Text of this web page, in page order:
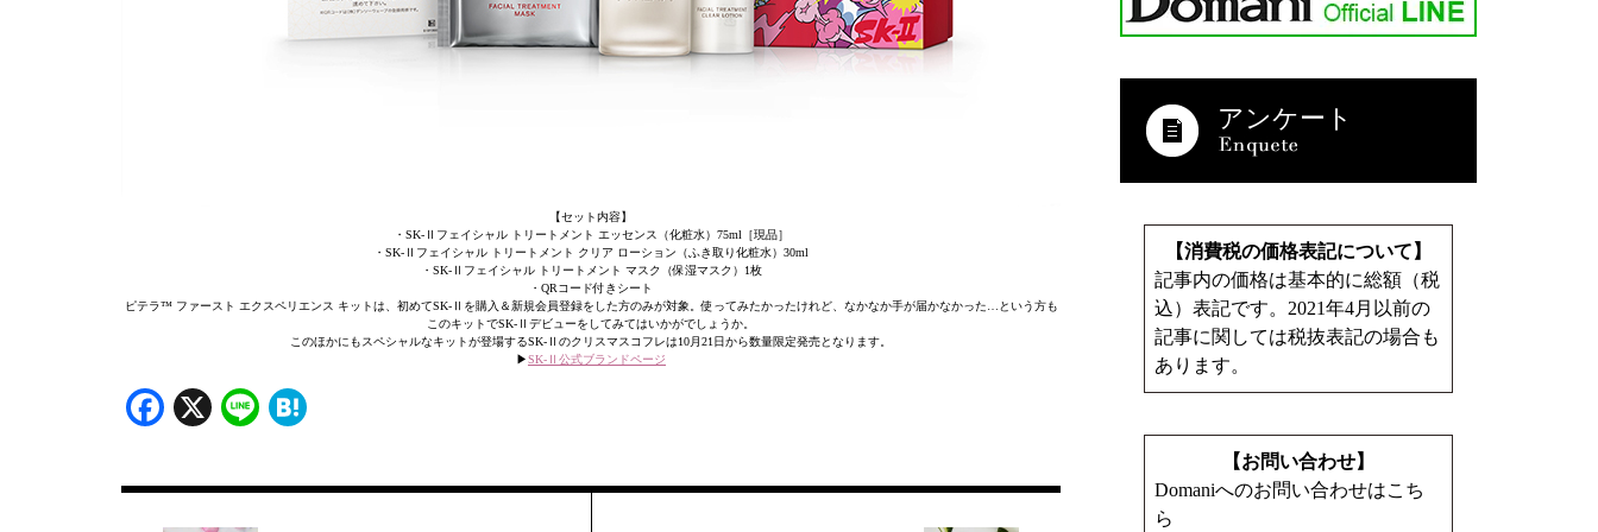
【セット内容】
・SK-Ⅱフェイシャル トリートメント エッセンス（化粧水）75ml［現品］
・SK-Ⅱフェイシャル トリートメント クリア ローション（ふき取り化粧水）30ml
・SK-Ⅱフェイシャル トリートメント マスク（保湿マスク）1枚
・QRコード付きシート
ピテラ™ ファースト エクスペリエンス キットは、初めてSK-Ⅱを購入＆新規会員登録をした方のみが対象。使ってみたかったけれど、なかなか手が届かなかった…という方も
このキットでSK-Ⅱデビューをしてみてはいかがでしょうか。
このほかにもスペシャルなキットが登場するSK-Ⅱのクリスマスコフレは10月21日から数量限定発売となります。
▶︎SK-Ⅱ公式ブランドページ
Facebook
X Line
アンケート
【消費税の価格表記について】
記事内の価格は基本的に総額（税
込）表記です。2021年4月以前の
記事に関しては税抜表記の場合も
あります。
【お問い合わせ】
Domaniへのお問い合わせはこち
ら